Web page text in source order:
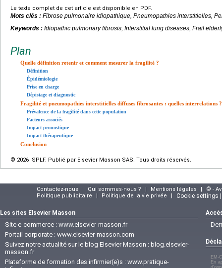
Le texte complet de cet article est disponible en PDF.
Mots clés : Fibrose pulmonaire idiopathique, Pneumopathies interstitielles,
Keywords : Idiopathic pulmonary fibrosis, Interstitial lung diseases, Frail
Plan
Quelle définition retenir et comment mesurer la fragilité ?
Définition
Épidémiologie
Prise en charge
Dépistage et diagnostic
Fragilité et pneumopathies interstitielles diffuses fibrosantes : quelles interrelations ?
Prévalence de la fragilité dans cette population
Facteurs associés
Impact pronostique
Impact thérapeutique
Conclusion
© 2026 SPLF. Publié par Elsevier Masson SAS. Tous droits réservés.
Contactez-nous | Qui sommes-nous ? | Mentions légales |
© -
Politique publicitaire
| Politique de la vie privée | Cookie settings
Les sites Elsevier Masson
Site e-commerce : www.elsevier-masson.fr
Portail corporate : www.elsevier-masson.com
Suivez notre actualité sur le blog Elsevier Masson : blog.elsevier-
masson.fr
Plateforme de formation des infirmier(e)s : www.pratique-
EM-
En